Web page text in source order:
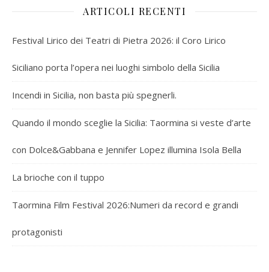
ARTICOLI RECENTI
Festival Lirico dei Teatri di Pietra 2026: il Coro Lirico
Siciliano porta l’opera nei luoghi simbolo della Sicilia
Incendi in Sicilia, non basta più spegnerli.
Quando il mondo sceglie la Sicilia: Taormina si veste d’arte
con Dolce&Gabbana e Jennifer Lopez illumina Isola Bella
La brioche con il tuppo
Taormina Film Festival 2026:Numeri da record e grandi
protagonisti